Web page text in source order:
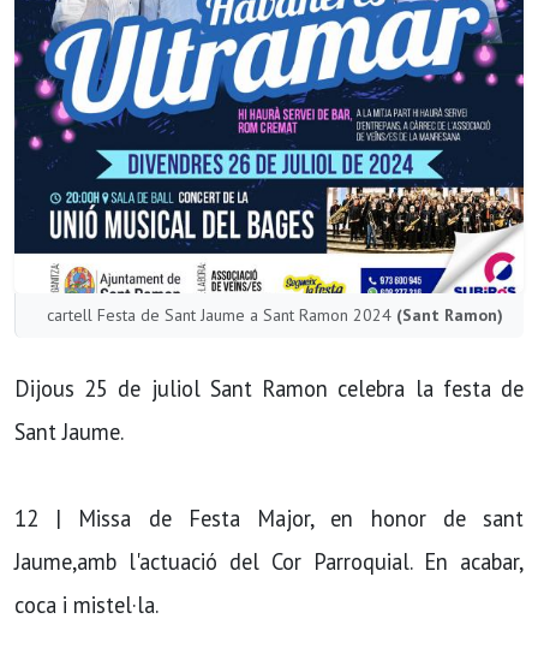
cartell Festa de Sant Jaume a Sant Ramon 2024 (Sant Ramon)
Dijous 25 de juliol Sant Ramon celebra la festa de
Sant Jaume.
12 | Missa de Festa Major, en honor de sant
Jaume,amb l'actuació del Cor Parroquial. En acabar,
coca i mistel·la.